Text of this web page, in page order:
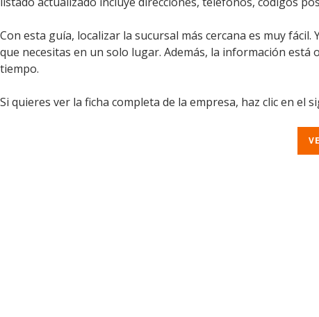
Con esta guía, localizar la sucursal más cercana es muy
que necesitas en un solo lugar. Además, la información
tiempo.
Si quieres ver la ficha completa de la empresa, haz clic en el